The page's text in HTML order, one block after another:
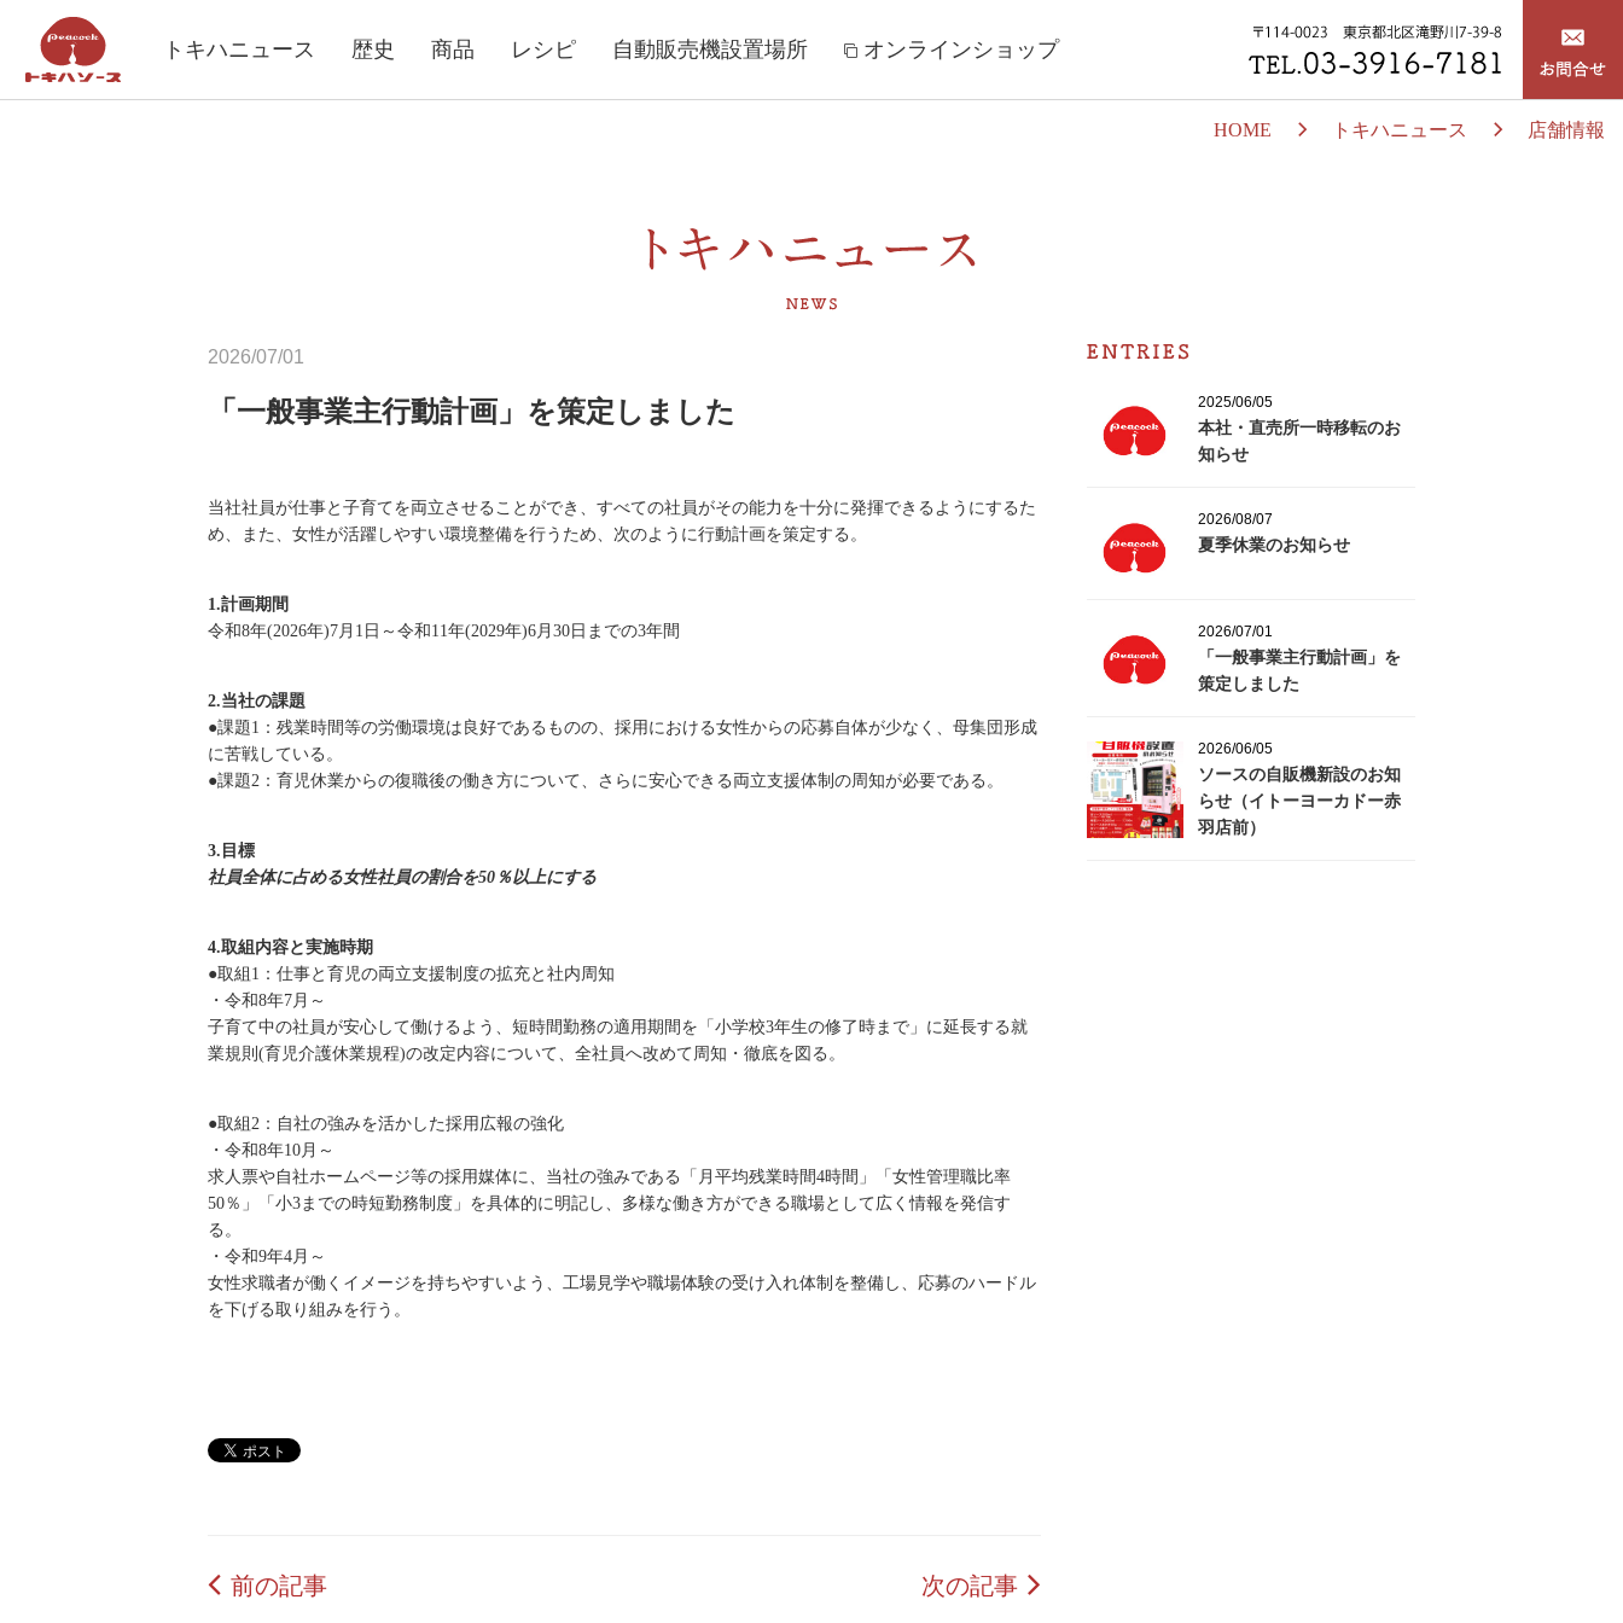
トキハニュース 歴史 商品 レシピ 自動販売機設置場所 オンラインショップ
HOME トキハニュース 店舗情報
2026/07/01
「一般事業主行動計画」を策定しました
当社社員が仕事と子育てを両立させることができ、すべての社員がその能力を十分に発揮できるようにするた
め、また、女性が活躍しやすい環境整備を行うため、次のように行動計画を策定する。
1.計画期間
令和8年(2026年)7月1日～令和11年(2029年)6月30日までの3年間
2.当社の課題
●課題1：残業時間等の労働環境は良好であるものの、採用における女性からの応募自体が少なく、母集団形成
に苦戦している。
●課題2：育児休業からの復職後の働き方について、さらに安心できる両立支援体制の周知が必要である。
3.目標
社員全体に占める女性社員の割合を50％以上にする
4.取組内容と実施時期
●取組1：仕事と育児の両立支援制度の拡充と社内周知
・令和8年7月～
子育て中の社員が安心して働けるよう、短時間勤務の適用期間を「小学校3年生の修了時まで」に延長する就
業規則(育児介護休業規程)の改定内容について、全社員へ改めて周知・徹底を図る。
●取組2：自社の強みを活かした採用広報の強化
・令和8年10月～
求人票や自社ホームページ等の採用媒体に、当社の強みである「月平均残業時間4時間」「女性管理職比率
50％」「小3までの時短勤務制度」を具体的に明記し、多様な働き方ができる職場として広く情報を発信す
る。
・令和9年4月～
女性求職者が働くイメージを持ちやすいよう、工場見学や職場体験の受け入れ体制を整備し、応募のハードル
を下げる取り組みを行う。
前の記事 次の記事
2025/06/05
本社・直売所一時移転のお
知らせ
2026/08/07
夏季休業のお知らせ
2026/07/01
「一般事業主行動計画」を
策定しました
2026/06/05
ソースの自販機新設のお知
らせ（イトーヨーカドー赤
羽店前）